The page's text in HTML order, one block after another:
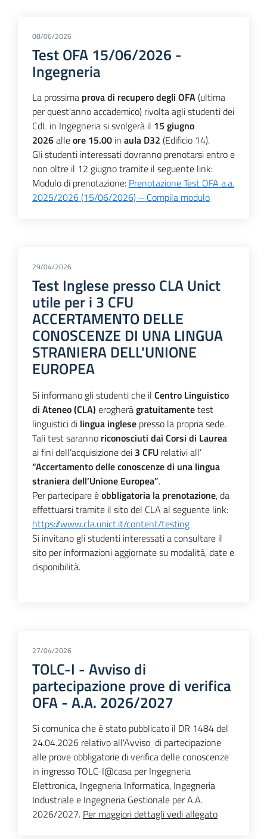
08/06/2026
Test OFA 15/06/2026 -
Ingegneria
La prossima prova di recupero degli OFA(ultima
per quest'anno accademico) rivolta agli studenti dei
CdL in Ingegneria si svolgerà il 15 giugno
2026alleore 15.00 in aula D32 (Edificio 14).
Gli studenti interessati dovranno prenotarsi entro e
non oltre il 12 giugno tramite il seguente link:
Modulo di prenotazione: Prenotazione Test OFA a.a.
2025/2026 (15/06/2026) – Compila modulo
29/04/2026
Test Inglese presso CLA Unict
utile per i 3 CFU
ACCERTAMENTO DELLE
CONOSCENZE DI UNA LINGUA
STRANIERA DELL'UNIONE
EUROPEA
Si informano gli studenti che il Centro Linguistico
di Ateneo (CLA) erogheràgratuitamentetest
linguistici di lingua inglese presso la propria sede.
Tali test saranno riconosciuti dai Corsi di Laurea
ai fini dell’acquisizione dei 3 CFU relativi all’
“Accertamento delle conoscenze di una lingua
straniera dell’Unione Europea”.
Per partecipare èobbligatoria la prenotazione, da
effettuarsi tramite il sito del CLA al seguente link:
https://www.cla.unict.it/content/testing
Si invitano gli studenti interessati a consultare il
sito per informazioni aggiornate su modalità, date e
disponibilità.
27/04/2026
TOLC-I - Avviso di
partecipazione prove di verifica
OFA - A.A. 2026/2027
Si comunica che è stato pubblicato il DR 1484 del
24.04.2026 relativo all'Avviso di partecipazione
alle prove obbligatorie di verifica delle conoscenze
in ingresso TOLC-I@casa per Ingegneria
Elettronica, Ingegneria Informatica, Ingegneria
Industriale e Ingegneria Gestionale per A.A.
2026/2027. Per maggiori dettagli vedi allegato